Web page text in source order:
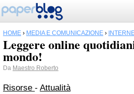
HOME › MEDIA E COMUNICAZIONE ›
Leggere online
mondo!
Da Maestro Roberto
Risorse - Attualità